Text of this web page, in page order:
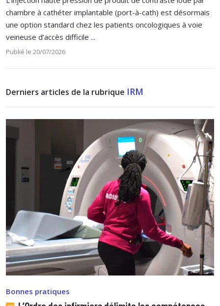
chambre à cathéter implantable (port-à-cath) est désormais
une option standard chez les patients oncologiques à voie
veineuse d’accès difficile ...
Publié le 20/07/2026
Derniers articles de la rubrique IRM
Bonnes pratiques